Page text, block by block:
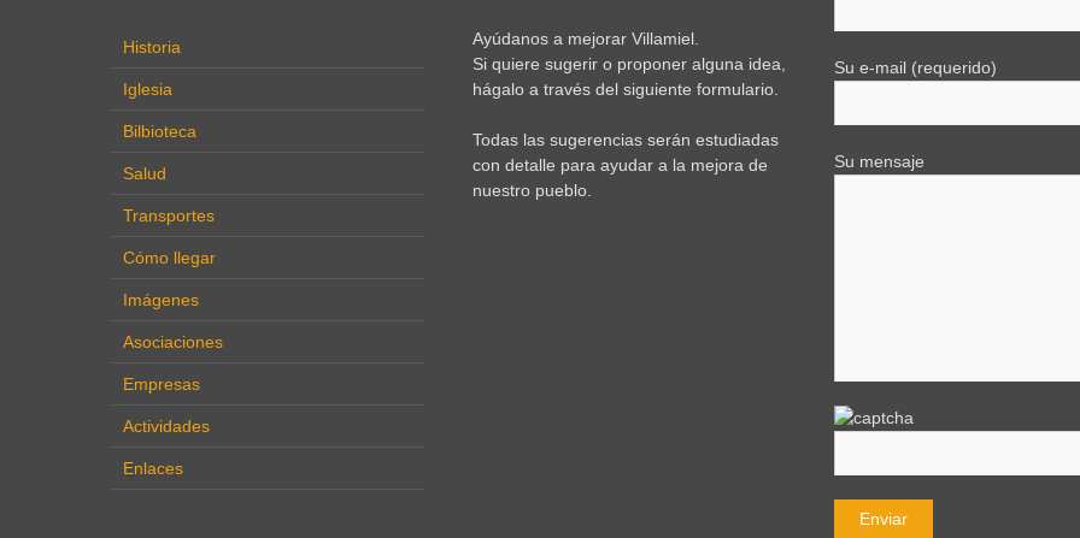
Historia
Iglesia
Bilbioteca
Salud
Transportes
Cómo llegar
Imágenes
Asociaciones
Empresas
Actividades
Enlaces
Ayúdanos a mejorar Villamiel.
Si quiere sugerir o proponer alguna idea,
hágalo a través del siguiente formulario.
Todas las sugerencias serán estudiadas
con detalle para ayudar a la mejora de
nuestro pueblo.
Su e-mail (requerido)
Su mensaje